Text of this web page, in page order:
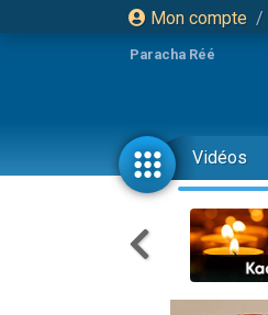
Mon compte /
Paracha Réé
Vidéos